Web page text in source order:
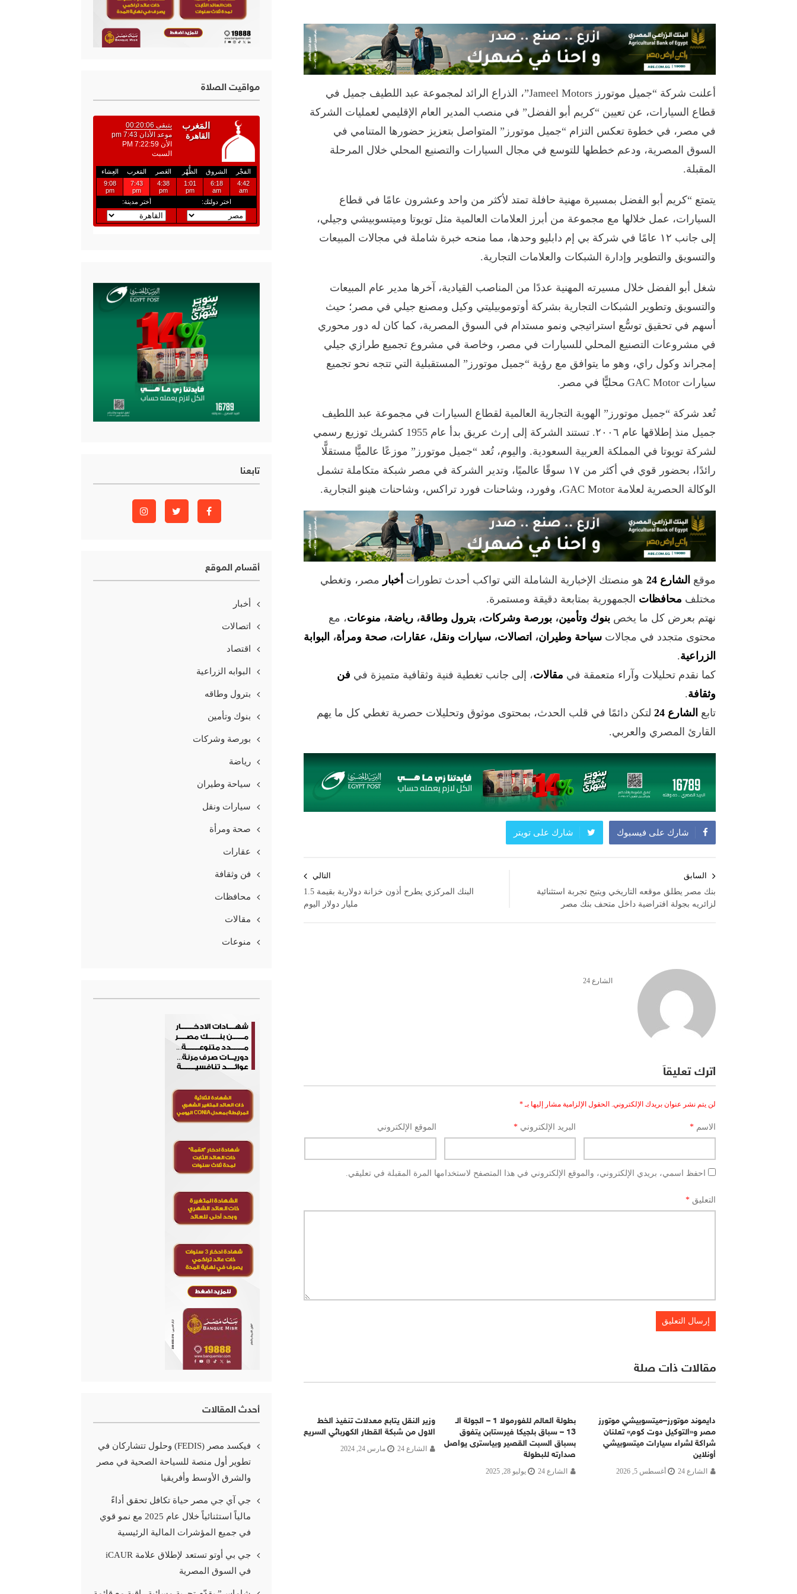
أعلنت شركة “جميل موتورز Jameel Motors”، الذراع الرائد لمجموعة عبد اللطيف جميل في
قطاع السيارات، عن تعيين “كريم أبو الفضل” في منصب المدير العام الإقليمي لعمليات الشركة
في مصر، في خطوة تعكس التزام “جميل موتورز” المتواصل بتعزيز حضورها المتنامي في
السوق المصرية، ودعم خططها للتوسع في مجال السيارات والتصنيع المحلي خلال المرحلة
المقبلة.
يتمتع “كريم أبو الفضل بمسيرة مهنية حافلة تمتد لأكثر من واحد وعشرون عامًا في قطاع
السيارات، عمل خلالها مع مجموعة من أبرز العلامات العالمية مثل تويوتا وميتسوبيشي وجيلي،
إلى جانب ١٢ عامًا في شركة بي إم دابليو وحدها، مما منحه خبرة شاملة في مجالات المبيعات
والتسويق والتطوير وإدارة الشبكات والعلامات التجارية.
شغل أبو الفضل خلال مسيرته المهنية عددًا من المناصب القيادية، آخرها مدير عام المبيعات
والتسويق وتطوير الشبكات التجارية بشركة أوتوموبيليتي وكيل ومصنع جيلي في مصر؛ حيث
أسهم في تحقيق توسُّع استراتيجي ونمو مستدام في السوق المصرية، كما كان له دور محوري
في مشروعات التصنيع المحلي للسيارات في مصر، وخاصة في مشروع تجميع طرازي جيلي
إمجراند وكول راي، وهو ما يتوافق مع رؤية “جميل موتورز” المستقبلية التي تتجه نحو تجميع
سيارات GAC Motor محليًّا في مصر.
تُعد شركة “جميل موتورز” الهوية التجارية العالمية لقطاع السيارات في مجموعة عبد اللطيف
جميل منذ إطلاقها عام ٢٠٠٦. تستند الشركة إلى إرث عريق بدأ عام 1955 كشريك توزيع رسمي
لشركة تويوتا في المملكة العربية السعودية. واليوم، تُعد “جميل موتورز” موزعًا عالميًّا مستقلًّا
رائدًا، بحضور قوي في أكثر من ١٧ سوقًا عالميًا، وتدير الشركة في مصر شبكة متكاملة تشمل
الوكالة الحصرية لعلامة GAC Motor، وفورد، وشاحنات فورد تراكس، وشاحنات هينو التجارية.
موقع الشارع 24 هو منصتك الإخبارية الشاملة التي تواكب أحدث تطورات أخبار مصر، وتغطي
مختلف محافظات الجمهورية بمتابعة دقيقة ومستمرة.
نهتم بعرض كل ما يخص بنوك وتأمين، بورصة وشركات، بترول وطاقة، رياضة، منوعات، مع
محتوى متجدد في مجالات سياحة وطيران، اتصالات، سيارات ونقل، عقارات، صحة ومرأة، البوابة
الزراعية.
كما نقدم تحليلات وآراء متعمقة في مقالات، إلى جانب تغطية فنية وثقافية متميزة في فن
وثقافة.
تابع الشارع 24
لتكن دائمًا في قلب الحدث، بمحتوى موثوق وتحليلات حصرية تغطي كل ما يهم
القارئ المصري والعربي.
شارك على فيسبوك شارك على تويتر
المقالات
السابق
بنك مصر يطلق موقعه التاريخي ويتيح تجربة استثنائية
لزائريه بجولة افتراضية داخل متحف بنك مصر
التالي
البنك المركزي يطرح أذون خزانة دولارية بقيمة 1.5
مليار دولار اليوم
الشارع 24
اترك تعليقاً
لن يتم نشر عنوان بريدك الإلكتروني. الحقول الإلزامية مشار إليها بـ*
الاسم * البريد الإلكتروني * الموقع الإلكتروني
احفظ اسمي، بريدي الإلكتروني، والموقع الإلكتروني في هذا المتصفح لاستخدامها المرة المقبلة في تعليقي.
التعليق *
مقالات ذات صلة
دايموند موتورز–ميتسوبيشي موتورز
مصر و«التوكيل دوت كوم» تعلنان
شراكة لشراء سيارات ميتسوبيشي
أونلاين
الشارع 24 أغسطس 5, 2026
بطولة العالم للفورمولا 1 – الجولة الـ
13 – سباق بلجيكا فيرستابن يتفوق
بسباق السبت القصير وبياسترى يواصل
صدارته للبطولة
الشارع 24 يوليو 28, 2025
وزير النقل يتابع معدلات تنفيذ الخط
الاول من شبكة القطار الكهربائي السريع
الشارع 24 مارس 24, 2024
مواقيت الصلاة
تابعنا
أقسام الموقع
أخبار
اتصالات
اقتصاد
البوابه الزراعية
بترول وطاقه
بنوك وتأمين
بورصة وشركات
رياضة
سياحة وطيران
سيارات ونقل
صحة ومرأة
عقارات
فن وثقافة
محافظات
مقالات
منوعات
أحدث المقالات
فيكسد مصر (FEDIS) وحلول تتشاركان في
تطوير أول منصة للسياحة الصحية في مصر
والشرق الأوسط وأفريقيا
جي آي جي مصر حياة تكافل تحقق أداءً
مالياً استثنائياً خلال عام 2025 مع نمو قوي
في جميع المؤشرات المالية الرئيسية
جي بي أوتو تستعد لإطلاق علامة iCAUR
في السوق المصرية